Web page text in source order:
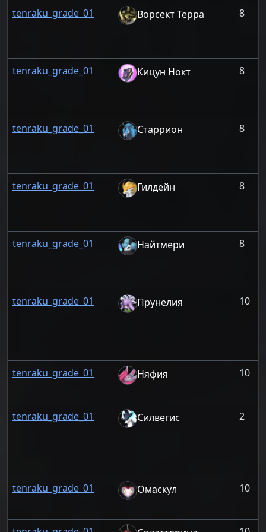
tenraku_grade_01 Ворсект Терра 8
tenraku_grade_01 Кицун Нокт 8
tenraku_grade_01 Старрион 8
tenraku_grade_01 Гилдейн 8
tenraku_grade_01 Найтмери 8
tenraku_grade_01 Прунелия 10
tenraku_grade_01 Няфия 10
tenraku_grade_01 Силвегис 2
tenraku_grade_01 Омаскул 10